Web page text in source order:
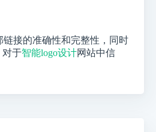
链接的准确性和完整性，同时
对于智能logo设计网站中信